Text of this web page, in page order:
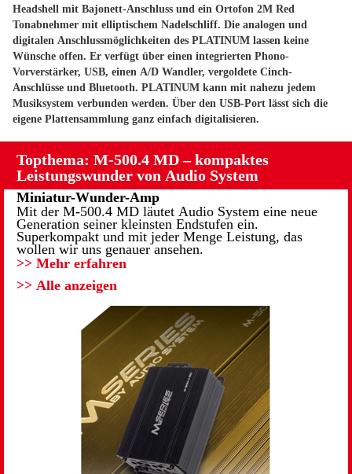
Headshell mit Bajonett-Anschluss und ein Ortofon 2M Red
Tonabnehmer mit elliptischem Nadelschliff. Die analogen und
digitalen Anschlussmöglichkeiten des PLATINUM lassen keine
Wünsche offen. Er verfügt über einen integrierten Phono-
Vorverstärker, USB, einen A/D Wandler, vergoldete Cinch-
Anschlüsse und Bluetooth. PLATINUM kann mit nahezu jedem
Musiksystem verbunden werden. Über den USB-Port lässt sich die
eigene Plattensammlung ganz einfach digitalisieren.
Topthema: M-500.4 MD – kompaktes
Leistungswunder von Audio System
Miniatur-Wunder-Amp
Mit der M-500.4 MD läutet Audio System eine neue
Generation seiner kleinsten Endstufen ein.
Superkompakt und mit jeder Menge Leistung, das
wollen wir uns genauer ansehen.
>> Mehr erfahren
>> Alle anzeigen